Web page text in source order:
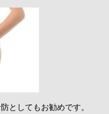
としてもお勧めです。